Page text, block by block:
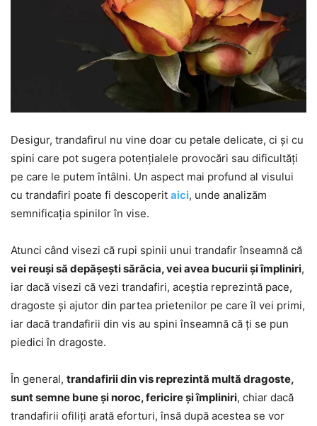
Desigur, trandafirul nu vine doar cu petale delicate, ci și cu
spini care pot sugera potențialele provocări sau dificultăți
pe care le putem întâlni. Un aspect mai profund al visului
cu trandafiri poate fi descoperit aici, unde analizăm
semnificația spinilor în vise.
Atunci când visezi că rupi spinii unui trandafir înseamnă că
vei reuși să depășești sărăcia, vei avea bucurii și împliniri,
iar dacă visezi că vezi trandafiri, aceștia reprezintă pace,
dragoste și ajutor din partea prietenilor pe care îl vei primi,
iar dacă trandafirii din vis au spini înseamnă că ți se pun
piedici în dragoste.
În general, trandafirii din vis reprezintă multă dragoste,
sunt semne bune și noroc, fericire și împliniri, chiar dacă
trandafirii ofiliți arată eforturi, însă după acestea se vor